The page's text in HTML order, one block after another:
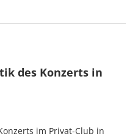
des Konzerts in
im Privat-Club in